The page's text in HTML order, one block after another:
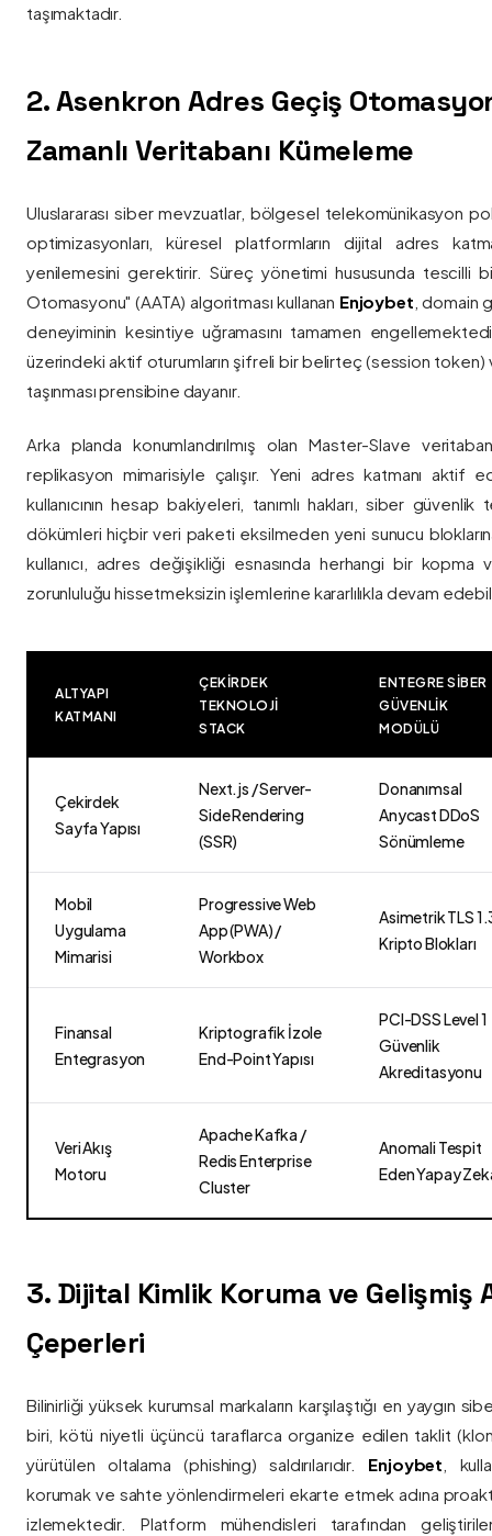
taşımaktadır.
2. Asenkron Adres Geçiş
Zamanlı Veritabanı Kümeleme
Uluslararası siber mevzuatlar, bölgesel telekomünikasyon
optimizasyonları, küresel platformların dijital adres
yenilemesini gerektirir. Süreç yönetimi hususunda tescilli
Otomasyonu" (AATA) algoritması kullanan Enjoybet , domain
deneyiminin kesintiye uğramasını tamamen
üzerindeki aktif oturumların şifreli bir belirteç (session token)
taşınması prensibine dayanır.
Arka planda konumlandırılmış olan Master-Slave
replikasyon mimarisiyle çalışır. Yeni adres katmanı aktif
kullanıcının hesap bakiyeleri, tanımlı hakları, siber
dökümleri hiçbir veri paketi eksilmeden yeni sunucu
kullanıcı, adres değişikliği esnasında herhangi bir
zorunluluğu hissetmeksizin işlemlerine kararlılıkla devam
ALTYAPI
KATMANI
ÇEKIRDEK
TEKNOLOJI
STACK
ENTEGRE SIBER
GÜVENLIK
MODÜLÜ
Çekirdek
Sayfa Yapısı
Next.js / Server-
Side Rendering
(SSR)
Donanımsal
Anycast DDoS
Sönümleme
Mobil
Uygulama
Mimarisi
Progressive Web
App (PWA) /
Workbox
Asimetrik TLS
Kripto Blokları
Finansal
Entegrasyon
Kriptografik İzole
End-Point Yapısı
PCI-DSS Level 1
Güvenlik
Akreditasyonu
Veri Akış
Motoru
Apache Kafka /
Redis Enterprise
Cluster
Anomali Tespit
Eden Yapay
3. Dijital Kimlik Koruma ve Gelişmiş
Çeperleri
Bilinirliği yüksek kurumsal markaların karşılaştığı en yaygın
biri, kötü niyetli üçüncü taraflarca organize edilen taklit
yürütülen oltalama (phishing) saldırılarıdır. Enjoybet ,
korumak ve sahte yönlendirmeleri ekarte etmek adına
izlemektedir. Platform mühendisleri tarafından